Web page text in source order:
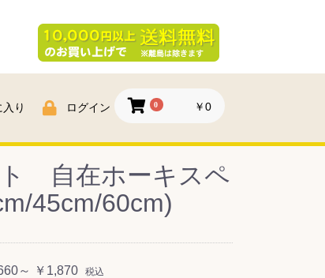
り ログイン 0 ￥0
自在ホーキスペ
45cm/60cm)
～ ￥1,870 税込